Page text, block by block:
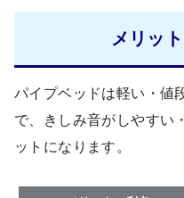
メリッ
パイプベッドは軽い・値
で、きしみ音がしやすい
ットになります。